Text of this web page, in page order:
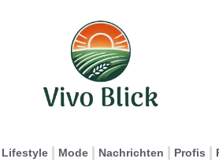
Lifestyle Mode Nachrichten Profis